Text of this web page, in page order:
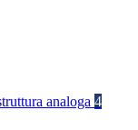
analoga 4